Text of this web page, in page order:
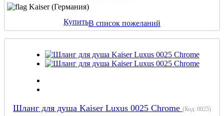
Kaiser (Германия)
КупитьВ список пожеланий
Шланг для душа Kaiser Luxus 0025 Chrome (Код: 0025)